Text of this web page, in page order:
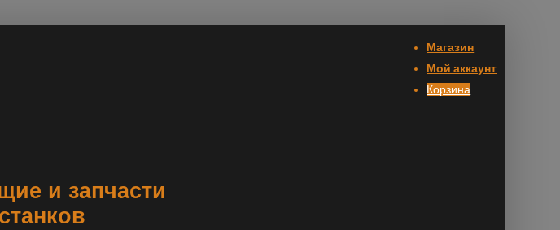
Магазин
Мой аккаунт
Корзина
и запчасти